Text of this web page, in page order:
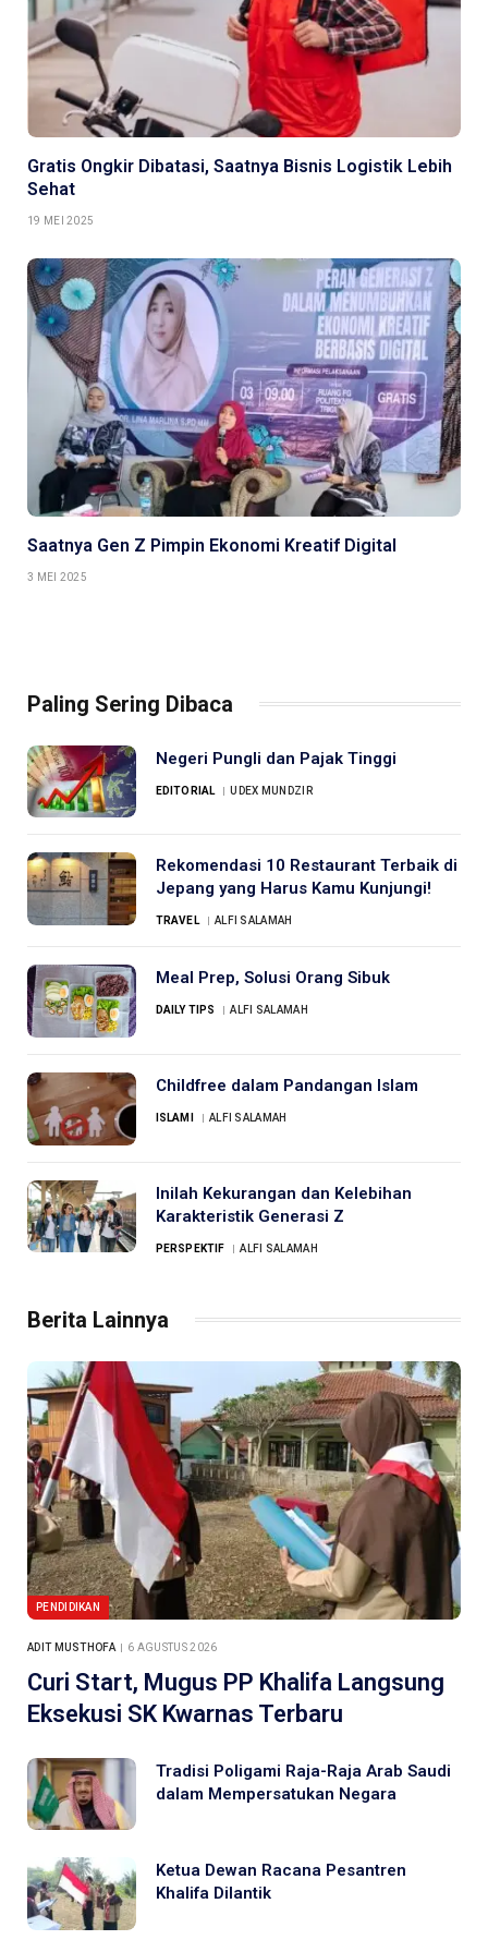
Gratis Ongkir Dibatasi, Saatnya Bisnis Logistik Lebih
Sehat
19 MEI 2025
Saatnya Gen Z Pimpin Ekonomi Kreatif Digital
3 MEI 2025
Paling Sering Dibaca
Negeri Pungli dan Pajak Tinggi
EDITORIAL UDEX MUNDZIR
Rekomendasi 10 Restaurant Terbaik di
Jepang yang Harus Kamu Kunjungi!
TRAVEL ALFI SALAMAH
Meal Prep, Solusi Orang Sibuk
DAILY TIPS ALFI SALAMAH
Childfree dalam Pandangan Islam
ISLAMI ALFI SALAMAH
Inilah Kekurangan dan Kelebihan
Karakteristik Generasi Z
PERSPEKTIF ALFI SALAMAH
Berita Lainnya
PENDIDIKAN
ADIT MUSTHOFA 6 AGUSTUS 2026
Curi Start, Mugus PP Khalifa Langsung
Eksekusi SK Kwarnas Terbaru
Tradisi Poligami Raja-Raja Arab Saudi
dalam Mempersatukan Negara
Ketua Dewan Racana Pesantren
Khalifa Dilantik